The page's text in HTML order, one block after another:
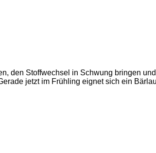
den Stoffwechsel in Schwung bringen
jetzt im Frühling eignet sich ein